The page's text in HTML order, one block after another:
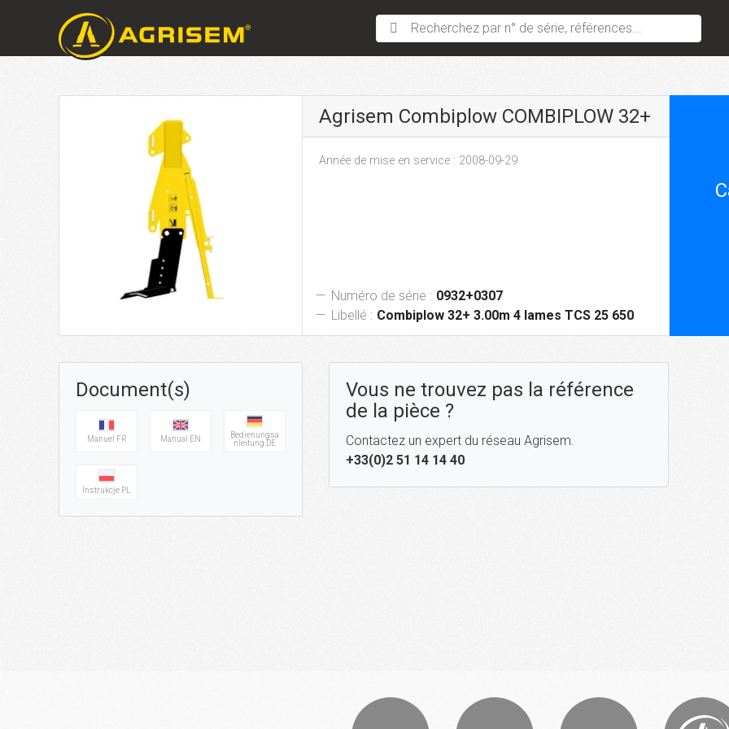
Recherchez par n° de série, références...
Agrisem Combiplow COMBIPLOW 32+
Année de mise en service : 2008-09-29
Numéro de série : 0932+0307
Libellé : Combiplow 32+ 3.00m 4 lames TCS 25 650
Document(s)
Manuel FR Manual EN
Bedienungsa
nleitung DE
Instrukcje PL
Vous ne trouvez pas la référence
de la pièce ?
Contactez un expert du réseau Agrisem.
+33(0)2 51 14 14 40